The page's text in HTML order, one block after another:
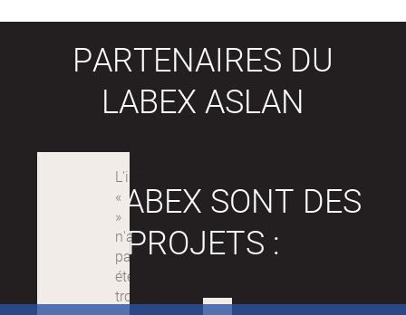
PARTENAIRES DU
LABEX ASLAN
LES LABEX SONT DES
PROJETS :